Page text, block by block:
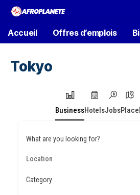
Accueil Offres d’emplois
Tokyo
BusinessHotelsJobsPlace
What are you looking for?
Category